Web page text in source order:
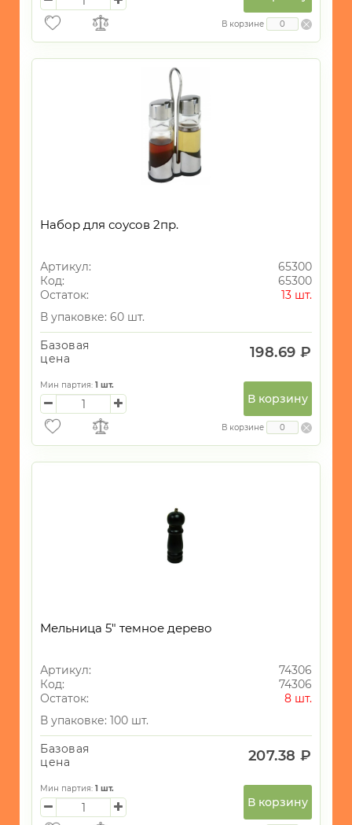
В корзине
Набор для соусов 2пр.
Артикул:
65300
Код:
65300
Остаток:
13 шт.
В упаковке: 60 шт.
Базовая
цена
198.69 ₽
Мин партия: 1 шт.
В корзину
В корзине
Мельница 5" темное дерево
Артикул:
74306
Код:
74306
Остаток:
8 шт.
В упаковке: 100 шт.
Базовая
цена
207.38 ₽
Мин партия: 1 шт.
В корзину